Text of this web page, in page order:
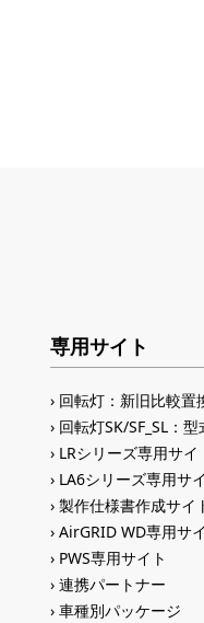
専用サイト
回転灯：新旧比較置
回転灯SK/SF_SL：
LRシリーズ専用サイ
LA6シリーズ専用サ
製作仕様書作成サイ
AirGRID WD専用サ
PWS専用サイト
連携パートナー
車種別パッケージ